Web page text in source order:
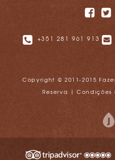
+351 281 961 913
Copyright © 2011-2015
Reserva
|Condições